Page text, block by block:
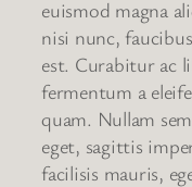
euismod magna
nisi nunc,
est. Curabitur ac
fermentum a
quam. Nullam
eget, sagittis
facilisis mauris,